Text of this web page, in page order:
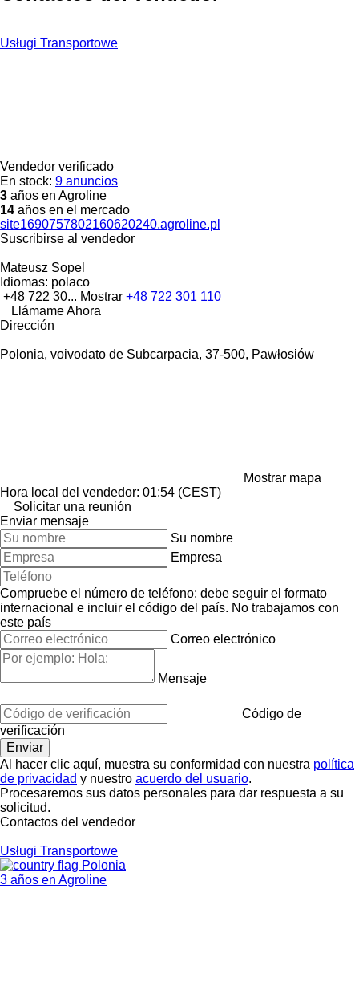
Usługi Transportowe
Vendedor verificado
En stock: 9 anuncios
3 años en Agroline
14 años en el mercado
site1690757802160620240.agroline.pl
Suscribirse al vendedor
Mateusz Sopel
Idiomas: polaco
+48 722 30... Mostrar +48 722 301 110
Llámame Ahora
Dirección
Polonia, voivodato de Subcarpacia, 37-500, Pawłosiów
Mostrar mapa
Hora local del vendedor: 01:54 (CEST)
Solicitar una reunión
Enviar mensaje
Su nombre
Empresa
Compruebe el número de teléfono: debe seguir el formato
internacional e incluir el código del país. No trabajamos con
este país
Correo electrónico
Mensaje
Código de
verificación
Al hacer clic aquí, muestra su conformidad con nuestra política
de privacidad y nuestro acuerdo del usuario.
Procesaremos sus datos personales para dar respuesta a su
solicitud.
Contactos del vendedor
Usługi Transportowe
Polonia
3 años en Agroline